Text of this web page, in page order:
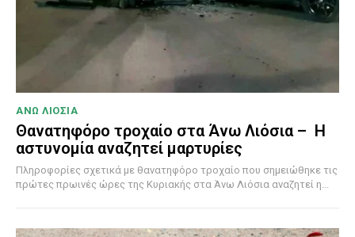
ΑΝΩ ΛΙΟΣΙΑ
Θανατηφόρο τροχαίο στα Άνω Λιόσια – Η
αστυνομία αναζητεί μαρτυρίες
Πληροφορίες σχετικά με θανατηφόρο τροχαίο που σημειώθηκε τις
πρώτες πρωινές ώρες της Κυριακής στα Άνω Λιόσια αναζητεί η...